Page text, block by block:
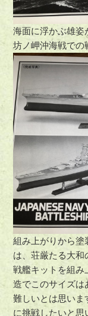
海面に浮かぶ雄姿
坊ノ岬沖海戦での
組み上がりから塗
は、荘厳たる大和
戦艦キットを組み
造でこのサイズは
難しいとは思いま
に挑戦したいと思